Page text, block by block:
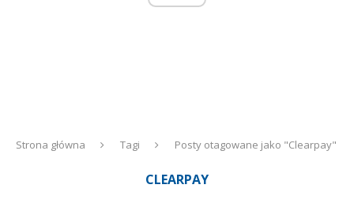
Strona główna Tagi Posty otagowane jako "Clearpay"
CLEARPAY